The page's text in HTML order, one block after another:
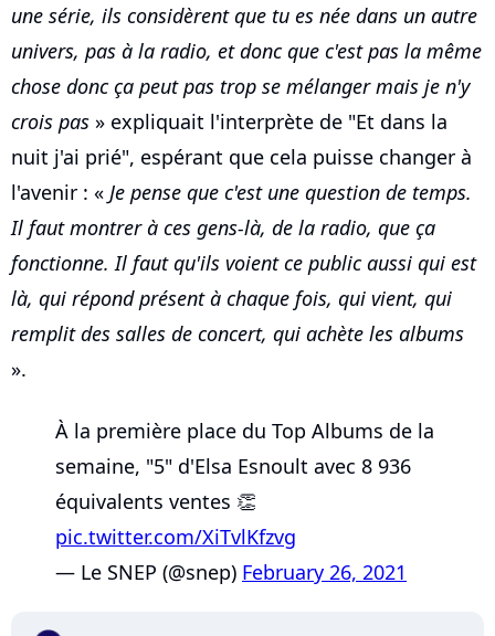
une série, ils considèrent que tu es née dans un autre
univers, pas à la radio, et donc que c'est pas la même
chose donc ça peut pas trop se mélanger mais je n'y
crois pas » expliquait l'interprète de "Et dans la
nuit j'ai prié", espérant que cela puisse changer à
l'avenir : « Je pense que c'est une question de temps.
Il faut montrer à ces gens-là, de la radio, que ça
fonctionne. Il faut qu'ils voient ce public aussi qui est
là, qui répond présent à chaque fois, qui vient, qui
remplit des salles de concert, qui achète les albums
».
À la première place du Top Albums de la
semaine, "5" d'Elsa Esnoult avec 8 936
équivalents ventes 👏
pic.twitter.com/XiTvlKfzvg
— Le SNEP (@snep) February 26, 2021